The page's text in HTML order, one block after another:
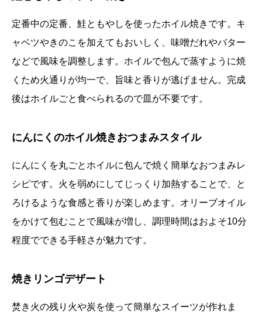
定番中の定番、鮭ともやしを使ったホイル焼きです。キ
ャベツやきのこを加えてもおいしく、味噌だれやバター
などで風味を調整します。ホイルで包んで蒸すように焼
くため火通りが均一で、旨味と香りが逃げません。完成
後はホイルごと食べられるので皿が不要です。
にんにくのホイル焼きおつまみスタイル
にんにくを丸ごとホイルに包んで焼く簡単なおつまみレ
シピです。火を弱めにしてじっくり加熱することで、と
ろけるような食感と香りが楽しめます。オリーブオイル
をかけて包むことで風味が増し、調理時間はおよそ10分
程度でできる手軽さが魅力です。
焼きリンゴデザート
焚き火の残り火や炭を使って簡単なスイーツが作れま